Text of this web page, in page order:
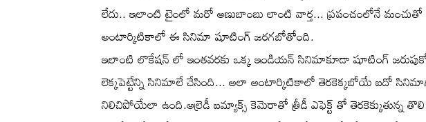
లేదు.. ఇలాంటి టైంలో మరో అణుబాంబు లాంటి వార్త... ప్రపంచంలోనే
అంటార్కిటికాలో ఈ సినిమా షూటింగ్ జరగబోతోంది.
ఇలాంటి లొకేషన్ లో ఇంతవరకు ఒక్క ఇండియన్ సినిమాకూడా షూటింగ్
లెక్కపెట్టేన్ని సినిమాలే చేసింది... అలా అంటార్కిటికాలో తెరకెక్కబోయే ఐదో
నిలిచిపోయేలా ఉంది.ఆల్రెడీ ఐమ్యాక్స్ కెమెరాతో త్రీడీ ఎఫెక్ట్ తో